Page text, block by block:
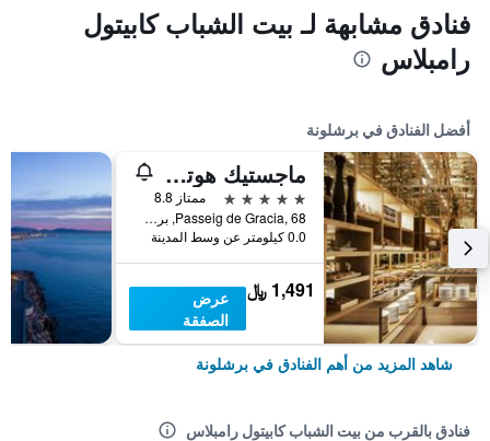
فنادق مشابهة لـ بيت الشباب كابيتول
رامبلاس
أفضل الفنادق في برشلونة
ماجستيك هوتل آند سبا برشلونة جي إل
5 نجوم
ممتاز 8.8
Passeig de Gracia, 68, برشلونة, أسبانيا
0.0 كيلومتر عن وسط المدينة
1,491 ﷼
عرض
الصفقة
شاهد المزيد من أهم الفنادق في برشلونة
فنادق بالقرب من بيت الشباب كابيتول رامبلاس